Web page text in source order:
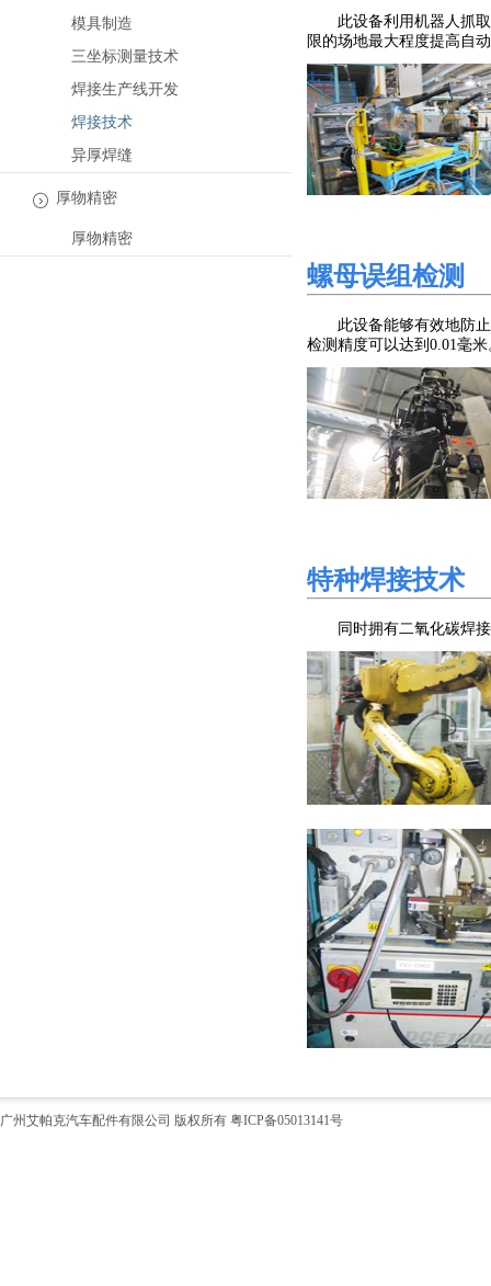
模具制造
三坐标测量技术
焊接生产线开发
焊接技术
异厚焊缝
厚物精密
厚物精密
此设备利用机器人抓
限的场地最大程度提高自
螺母误组检测
此设备能够有效地防止
检测精度可以达到0.01毫
特种焊接技术
同时拥有二氧化碳焊
广州艾帕克汽车配件有限公司 版权所有 粤ICP备05013141号